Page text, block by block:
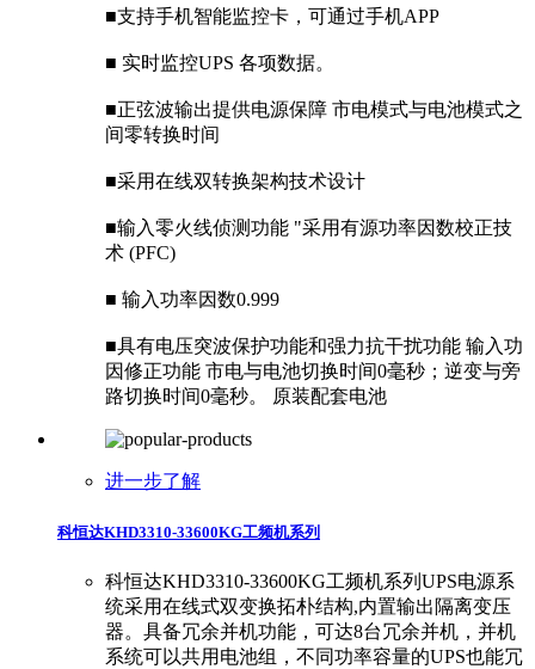
​■支持手机智能监控卡，可通过手机APP
■ 实时监控UPS 各项数据。
■正弦波输出提供电源保障 市电模式与电池模式之
间零转换时间
■采用在线双转换架构技术设计
■输入零火线侦测功能 "采用有源功率因数校正技
术 (PFC)
■ 输入功率因数0.999
■具有电压突波保护功能和强力抗干扰功能 输入功
因修正功能 市电与电池切换时间0毫秒；逆变与旁
路切换时间0毫秒。 原装配套电池
进一步了解
科恒达KHD3310-33600KG工频机系列
科恒达KHD3310-33600KG工频机系列UPS电源系
统采用在线式双变换拓朴结构,内置输出隔离变压
器。具备冗余并机功能，可达8台冗余并机，并机
系统可以共用电池组，不同功率容量的UPS也能冗